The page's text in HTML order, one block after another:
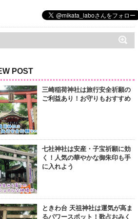
POST
三崎稲荷神社は旅行安全祈願の
ご利益あり！お守りもおすすめ
七社神社は安産・子宝祈願に効
く！人気の華やかな御朱印も手
に入れよう
ときわ台 天祖神社は運気が高ま
るパワースポット！歌占おみく